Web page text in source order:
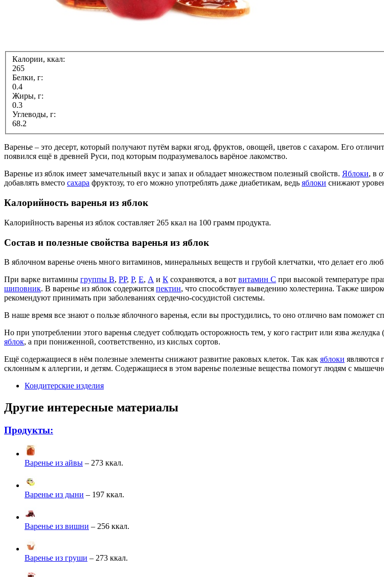
Калории, ккал:
265
Белки, г:
0.4
Жиры, г:
0.3
Углеводы, г:
68.2
Варенье – это десерт, который получают путём варки ягод, фруктов, овощей, цветов с сахаром. Его
появился ещё в древней Руси, под которым подразумевалось варёное лакомство.
Варенье из яблок имеет замечательный вкус и запах и обладает множеством полезный свойств. Яблоки, в
добавлять вместо сахара фруктозу, то его можно употреблять даже диабетикам, ведь яблоки снижают
Калорийность варенья из яблок
Калорийность варенья из яблок составляет 265 ккал на 100 грамм продукта.
Состав и полезные свойства варенья из яблок
В яблочном варенье очень много витаминов, минеральных веществ и грубой клетчатки, что делает его
При варке витамины группы В, РР, Р, Е, А и К сохраняются, а вот витамин С при высокой температуре
шиповник. В варенье из яблок содержится пектин, что способствует выведению холестерина. Также
рекомендуют принимать при заболеваниях сердечно-сосудистой системы.
В наше время все знают о пользе яблочного варенья, если вы простудились, то оно отлично вам поможет
Но при употреблении этого варенья следует соблюдать осторожность тем, у кого гастрит или язва
яблок, а при пониженной, соответственно, из кислых сортов.
Ещё содержащиеся в нём полезные элементы снижают развитие раковых клеток. Так как яблоки являются
склонным к аллергии, и детям. Содержащиеся в этом варенье полезные вещества помогут людям с
Кондитерские изделия
Другие интересные материалы
Продукты:
Варенье из айвы – 273 ккал.
Варенье из дыни – 197 ккал.
Варенье из вишни – 256 ккал.
Варенье из груши – 273 ккал.